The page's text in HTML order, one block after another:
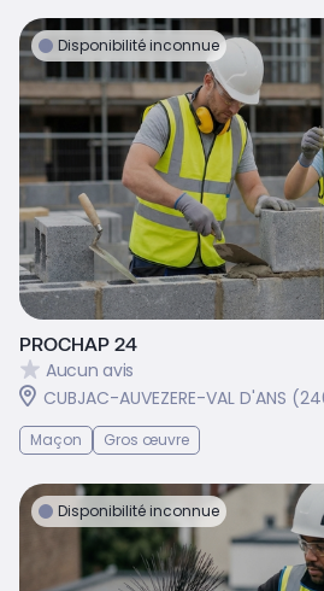
Disponibilité inconnue
PROCHAP 24
Aucun avis
CUBJAC-AUVEZERE-VAL D'ANS
Maçon Gros œuvre
Disponibilité inconnue